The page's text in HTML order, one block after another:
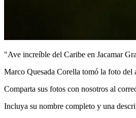
"Ave increíble del Caribe en Jacamar
Marco Quesada Corella tomó la foto del
Comparta sus fotos con nosotros al
Incluya su nombre completo y una